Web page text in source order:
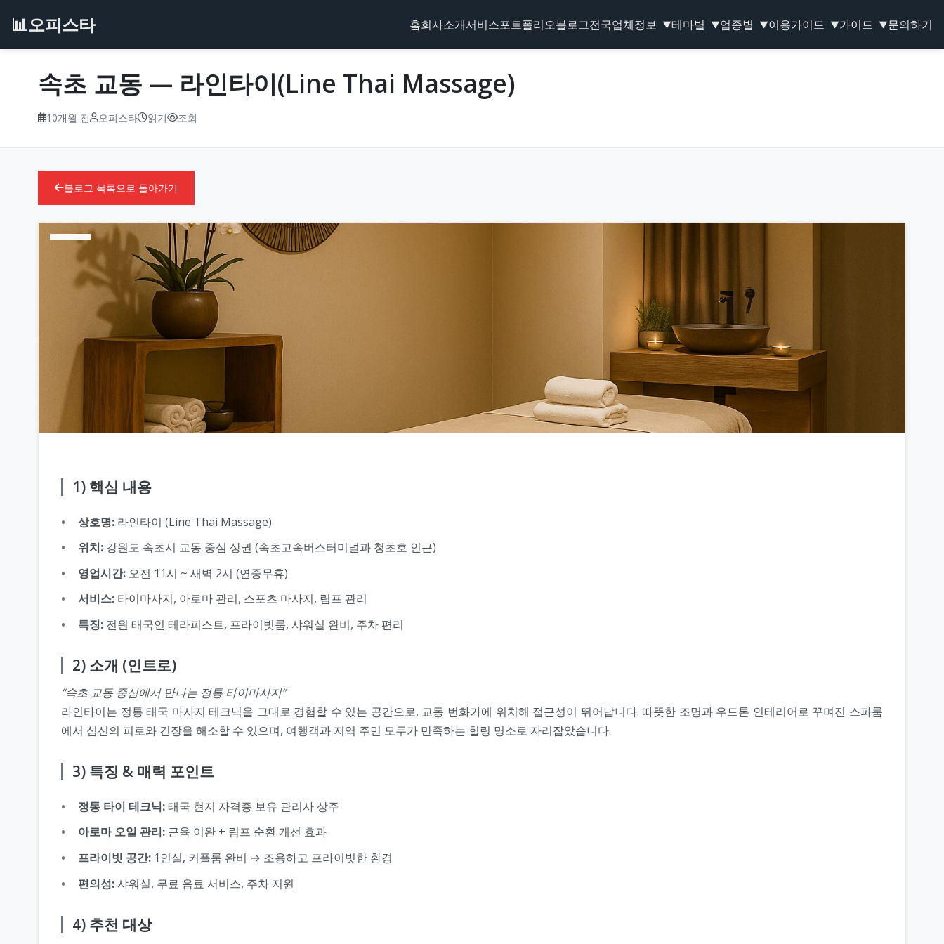
📊오피스타 홈회사소개서비스포트폴리오블로그전국업체정보 ▼테마별 ▼업종별 ▼이용가이드 ▼가이드 ▼문의하기
속초 교동 — 라인타이(Line Thai Massage)
10개월 전 오피스타 읽기 조회
블로그 목록으로 돌아가기
1) 핵심 내용
상호명: 라인타이 (Line Thai Massage)
위치: 강원도 속초시 교동 중심 상권 (속초고속버스터미널과 청초호 인근)
영업시간: 오전 11시 ~ 새벽 2시 (연중무휴)
서비스: 타이마사지, 아로마 관리, 스포츠 마사지, 림프 관리
특징: 전원 태국인 테라피스트, 프라이빗룸, 샤워실 완비, 주차 편리
2) 소개 (인트로)
“속초 교동 중심에서 만나는 정통 타이마사지”
라인타이는 정통 태국 마사지 테크닉을 그대로 경험할 수 있는 공간으로, 교동 번화가에 위치해 접근성이 뛰어납니다. 따뜻한 조명과 우드톤 인테리어로 꾸며진 스파룸
에서 심신의 피로와 긴장을 해소할 수 있으며, 여행객과 지역 주민 모두가 만족하는 힐링 명소로 자리잡았습니다.
3) 특징 & 매력 포인트
정통 타이 테크닉:태국 현지 자격증 보유 관리사 상주
아로마 오일 관리: 근육 이완 + 림프 순환 개선 효과
프라이빗 공간: 1인실, 커플룸 완비 → 조용하고 프라이빗한 환경
편의성:샤워실, 무료 음료 서비스, 주차 지원
4) 추천 대상